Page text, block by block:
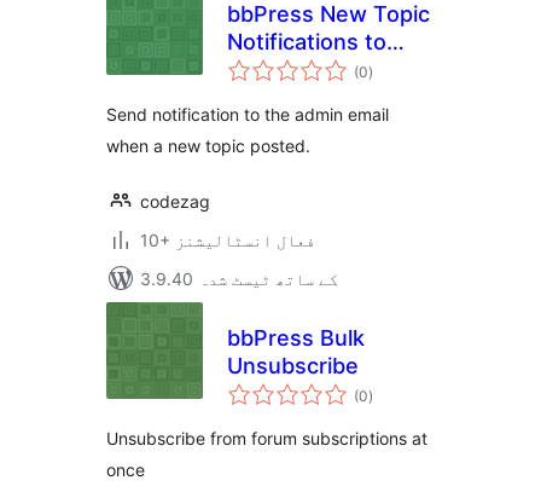
bbPress New Topic
Notifications to
Inbox
(0مجموعی
درجہ
)
Send notification to the admin email
when a new topic posted.
codezag
10+ فعال انسٹالیشنز
3.9.40 کے ساتھ ٹیسٹ شدہ
bbPress Bulk
Unsubscribe
(0مجموعی
درجہ
)
Unsubscribe from forum subscriptions at
once